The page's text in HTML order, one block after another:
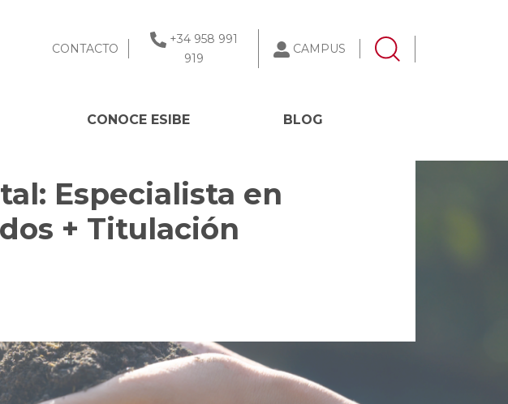
CONTACTO
+34 958 991
919
CAMPUS
CONOCE ESIBE BLOG
Especialista en
+ Titulación